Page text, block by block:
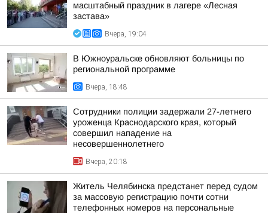
масштабный праздник в лагере «Лесная
застава»
Вчера, 19:04
В Южноуральске обновляют больницы по
региональной программе
Вчера, 18:48
Сотрудники полиции задержали 27-летнего
уроженца Краснодарского края, который
совершил нападение на
несовершеннолетнего
Вчера, 20:18
Житель Челябинска предстанет перед судом
за массовую регистрацию почти сотни
телефонных номеров на персональные